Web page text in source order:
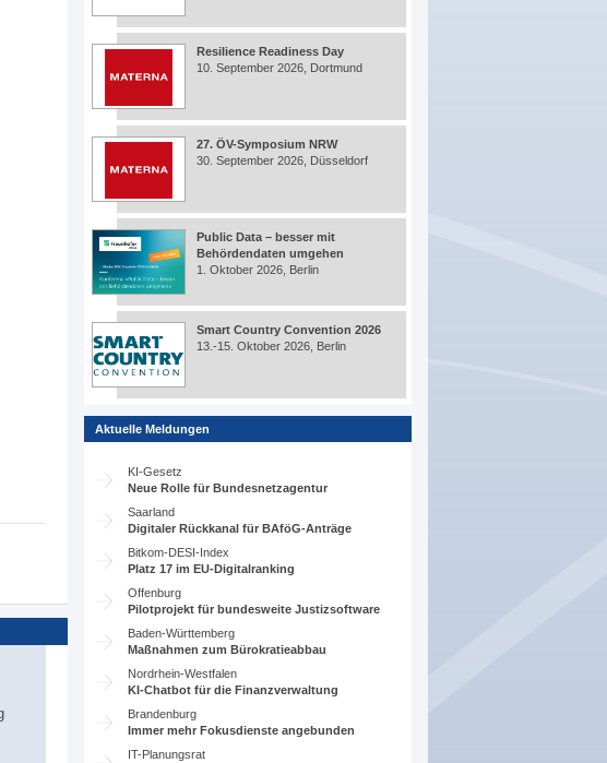
Resilience Readiness Day
10. September 2026, Dortmund
27. ÖV-Symposium NRW
30. September 2026, Düsseldorf
Public Data – besser mit
Behördendaten umgehen
1. Oktober 2026, Berlin
Smart Country Convention 2026
13.-15. Oktober 2026, Berlin
Aktuelle Meldungen
KI-Gesetz
Neue Rolle für Bundesnetzagentur
Saarland
Digitaler Rückkanal für BAföG-Anträge
Bitkom-DESI-Index
Platz 17 im EU-Digitalranking
Offenburg
Pilotprojekt für bundesweite Justizsoftware
Baden-Württemberg
Maßnahmen zum Bürokratieabbau
Nordrhein-Westfalen
KI-Chatbot für die Finanzverwaltung
Brandenburg
Immer mehr Fokusdienste angebunden
IT-Planungsrat